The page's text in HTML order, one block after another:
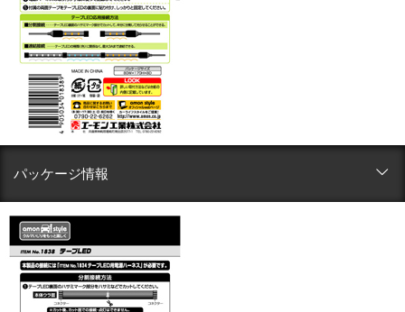
パッケージ情報